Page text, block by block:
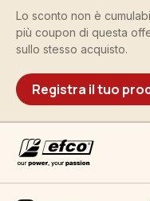
Lo sconto non è
più coupon di questa
sullo stesso acquisto.
Registra il tuo